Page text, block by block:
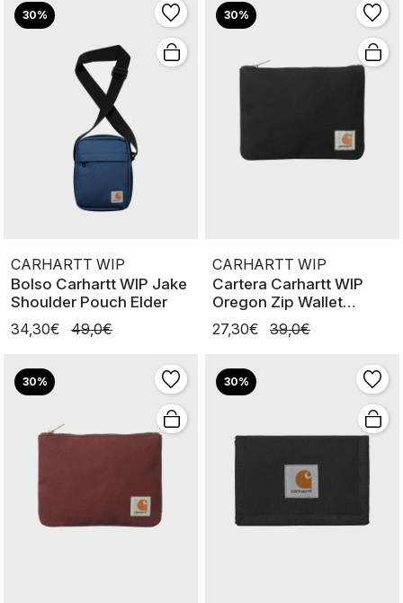
30%
CARHARTT WIP
Bolso Carhartt WIP Jake
Shoulder Pouch Elder
34,30€
49,0€
30%
CARHARTT WIP
Cartera Carhartt WIP
Oregon Zip Wallet
SSBlack
27,30€ 39,0€
30% 30%